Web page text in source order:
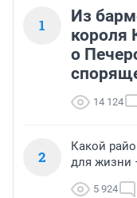
1
Из
короля
о
14 124
2
Какой
для жизни
5 924